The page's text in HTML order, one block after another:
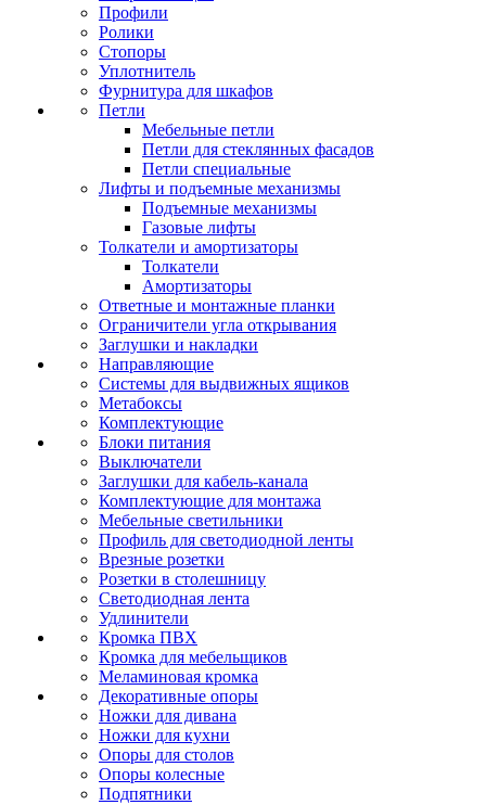
Профили
Ролики
Стопоры
Уплотнитель
Фурнитура для шкафов
Петли
Мебельные петли
Петли для стеклянных фасадов
Петли специальные
Лифты и подъемные механизмы
Подъемные механизмы
Газовые лифты
Толкатели и амортизаторы
Толкатели
Амортизаторы
Ответные и монтажные планки
Ограничители угла открывания
Заглушки и накладки
Направляющие
Системы для выдвижных ящиков
Метабоксы
Комплектующие
Блоки питания
Выключатели
Заглушки для кабель-канала
Комплектующие для монтажа
Мебельные светильники
Профиль для светодиодной ленты
Врезные розетки
Розетки в столешницу
Светодиодная лента
Удлинители
Кромка ПВХ
Кромка для мебельщиков
Меламиновая кромка
Декоративные опоры
Ножки для дивана
Ножки для кухни
Опоры для столов
Опоры колесные
Подпятники